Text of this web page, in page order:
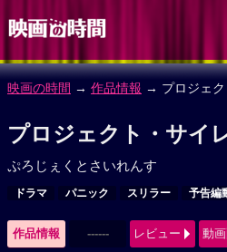
映画の時間 → 作品情報 → プロジェク
プロジェクト・サイ
ぷろじぇくとさいれんす
ドラマ パニック スリラー 予告編
作品情報 ------ レビュー 動